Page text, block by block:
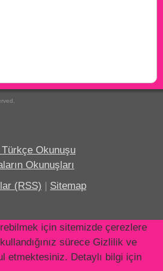
Okunuşu
Okunuşları
(RSS) | Sitemap
için sitemizde çerezlere
sürece Gizlilik ve
etmektesiniz. Detaylı bilgi için